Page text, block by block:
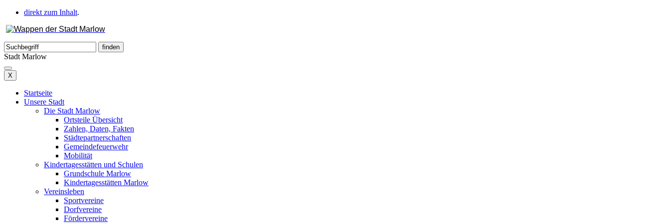
direkt zum Inhalt.
Stadt Marlow
X
Startseite
Unsere Stadt
Die Stadt Marlow
Ortsteile Übersicht
Zahlen, Daten, Fakten
Städtepartnerschaften
Gemeindefeuerwehr
Mobilität
Kindertagesstätten und Schulen
Grundschule Marlow
Kindertagesstätten Marlow
Vereinsleben
Sportvereine
Dorfvereine
Fördervereine